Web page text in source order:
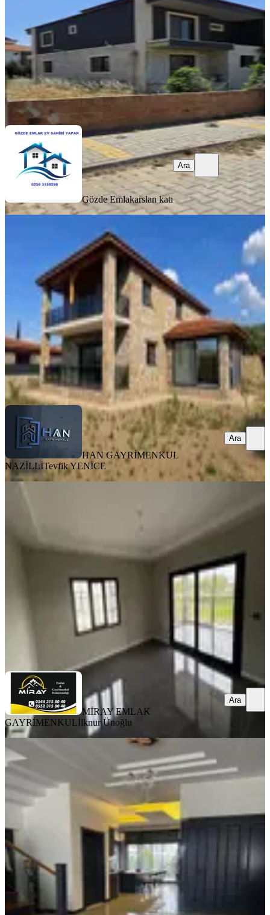
4+1·400 m² 16.06.2026
13.850.000 ₺
Gözde Emlakarslan katı
Ara
Gözde Emlakarslan katı
Ara
Aydın Nazilli Yazırlı Mahallesinde
Satılık Lüks Dubleks Taş Ev
Nazilli, Yazırlı Mahallesi
250 m²· 10.06.2026
10.600.000 ₺ 10.800.000 ₺
HAN GAYRİMENKUL NAZİLLİTevfik YENİCE
Ara
HAN GAYRİMENKUL
NAZİLLİTevfik YENİCE
Ara
Mahallesinde Satılık 3+1 Villa
3+1·850 m²·30.05.2026
7.500.000 ₺
MİRAY EMLAK GAYRİMENKUL
MİRAY EMLAK
GAYRİMENKULİlknur Ünoğlu
Ara
%7
🏡 Tetik Emlak’tan Dallıca’da Satılık
Lüks Tripleks Villa 🏡
Nazilli, Dallıca Mahallesi
310 m²·22.05.2026
13.000.000 ₺ 14.000.000 ₺
Tetik Emlak
Ara